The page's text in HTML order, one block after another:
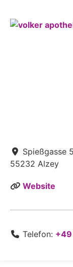
Spießgasse
55232 Alzey
Website
Telefon: